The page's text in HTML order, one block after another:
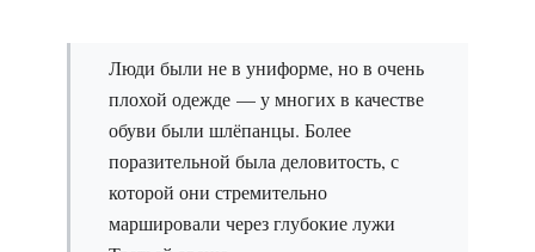
Люди были не в униформе, но в очень
плохой одежде — у многих в качестве
обуви были шлёпанцы. Более
поразительной была деловитость, с
которой они стремительно
маршировали через глубокие лужи